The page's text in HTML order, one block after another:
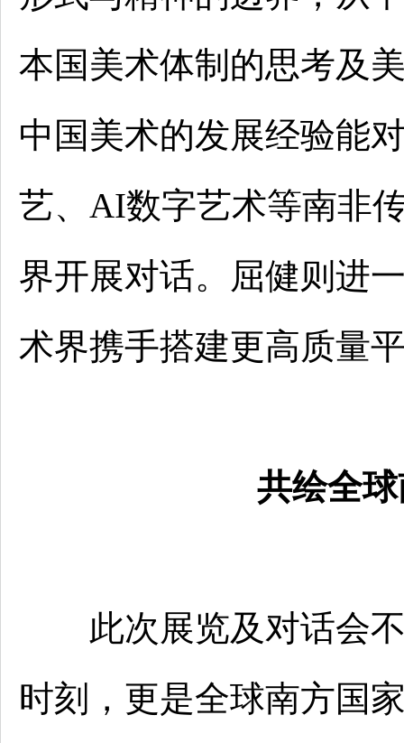
本国美术体制的思考及
中国美术的发展经验能
艺、AI数字艺术等南非
界开展对话。屈健则进
术界携手搭建更高质量
共绘全
此次展览及对话会不
时刻，更是全球南方国